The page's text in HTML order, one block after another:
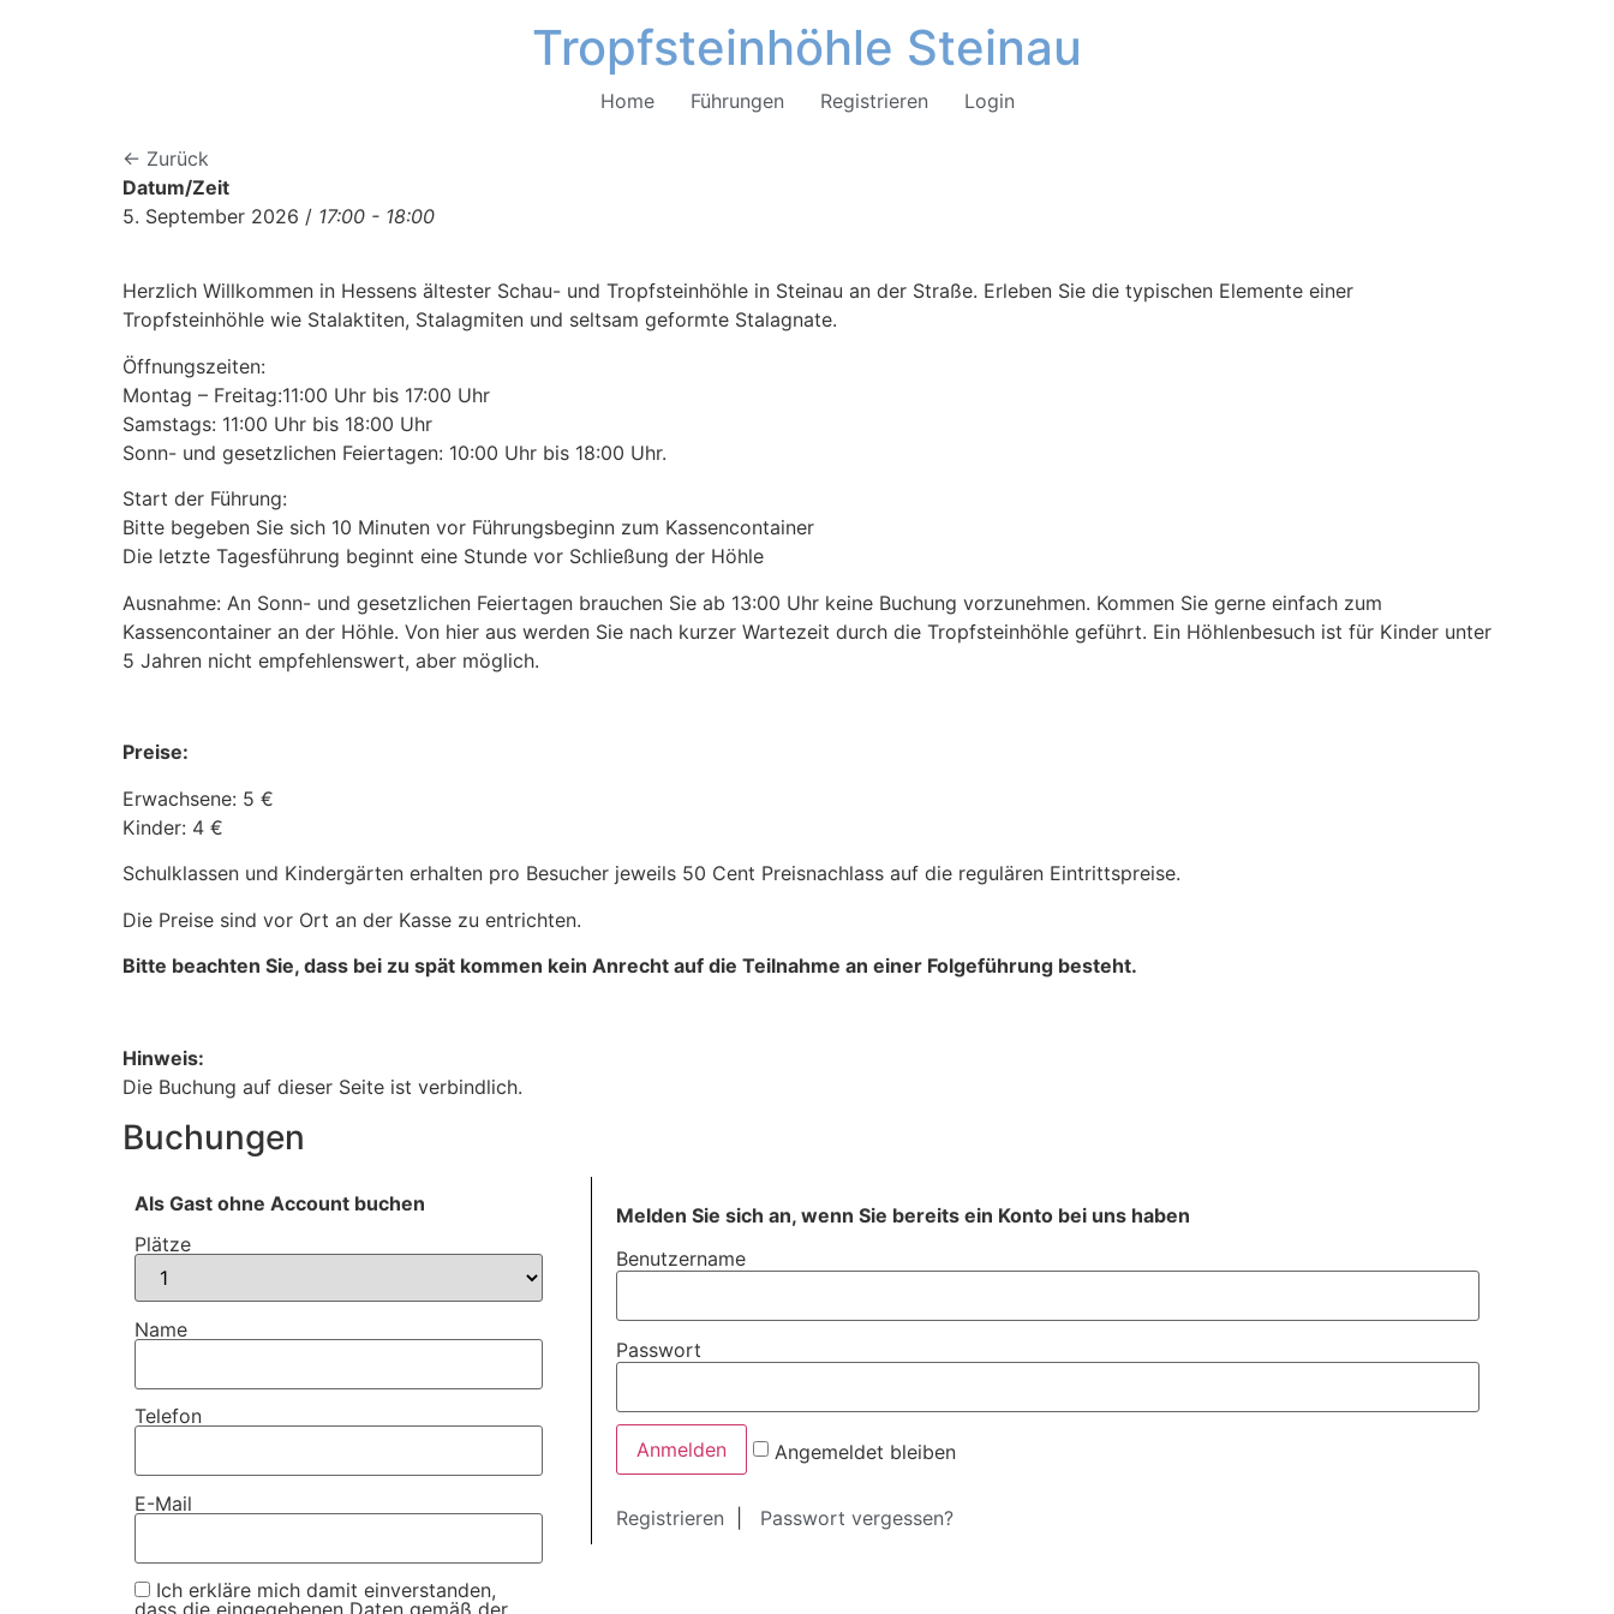
Tropfsteinhöhle Steinau
Home Führungen Registrieren Login
← Zurück
Datum/Zeit
5. September 2026 / 17:00 - 18:00
Herzlich Willkommen in Hessens ältester Schau- und Tropfsteinhöhle in Steinau an der Straße. Erleben Sie die typischen Elemente einer
Tropfsteinhöhle wie Stalaktiten, Stalagmiten und seltsam geformte Stalagnate.
Öffnungszeiten:
Montag – Freitag:11:00 Uhr bis 17:00 Uhr
Samstags: 11:00 Uhr bis 18:00 Uhr
Sonn- und gesetzlichen Feiertagen: 10:00 Uhr bis 18:00 Uhr.
Start der Führung:
Bitte begeben Sie sich 10 Minuten vor Führungsbeginn zum Kassencontainer
Die letzte Tagesführung beginnt eine Stunde vor Schließung der Höhle
Ausnahme: An Sonn- und gesetzlichen Feiertagen brauchen Sie ab 13:00 Uhr keine Buchung vorzunehmen. Kommen Sie gerne einfach zum
Kassencontainer an der Höhle. Von hier aus werden Sie nach kurzer Wartezeit durch die Tropfsteinhöhle geführt. Ein Höhlenbesuch ist für Kinder unter
5 Jahren nicht empfehlenswert, aber möglich.
Preise:
Erwachsene: 5 €
Kinder: 4 €
Schulklassen und Kindergärten erhalten pro Besucher jeweils 50 Cent Preisnachlass auf die regulären Eintrittspreise.
Die Preise sind vor Ort an der Kasse zu entrichten.
Bitte beachten Sie, dass bei zu spät kommen kein Anrecht auf die Teilnahme an einer Folgeführung besteht.
Hinweis:
Die Buchung auf dieser Seite ist verbindlich.
Buchungen
Als Gast ohne Account buchen
Plätze
Name
Telefon
E-Mail
Ich erkläre mich damit einverstanden,
Melden Sie sich an, wenn Sie bereits ein Konto bei uns haben
Benutzername
Passwort
Angemeldet bleiben
Registrieren Passwort vergessen?